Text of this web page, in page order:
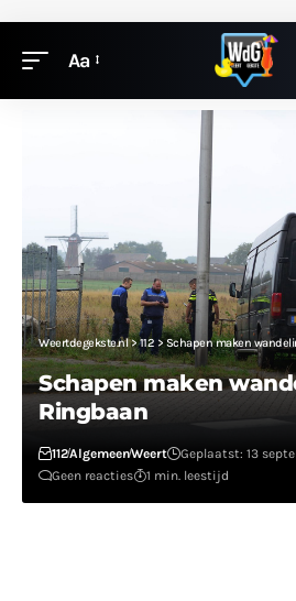
Aa
Weertdegekste.nl>112 >Schapen maken
Schapen maken
Ringbaan
112AlgemeenWeert
Geplaatst: 13
Geen reacties
1 min. leestijd